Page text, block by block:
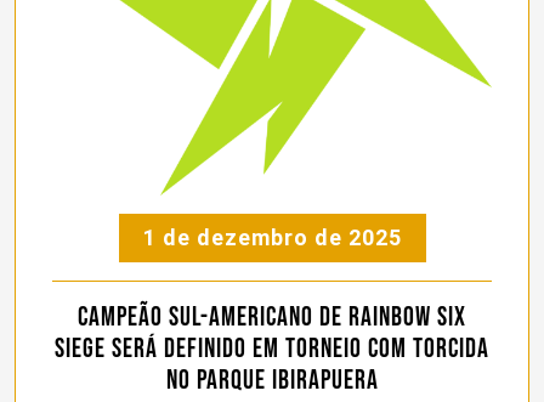
1 de dezembro de 2025
Campeão sul-americano de Rainbow Six
Siege será definido em torneio com torcida
no Parque Ibirapuera